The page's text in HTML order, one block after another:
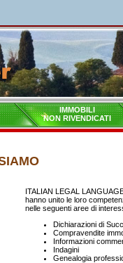
IMMOBILI
NON RIVENDICATI
ITALIAN LEGAL
hanno unito le loro
nelle seguenti aree di
Dichiarazioni di
Compravendite
Informazioni
Indagini
Genealogia